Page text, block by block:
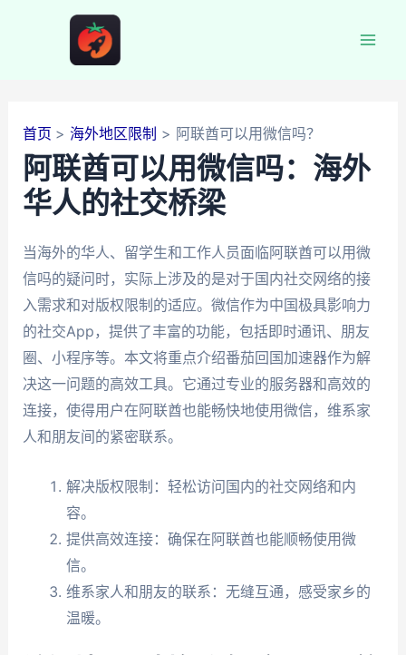
首页 海外地区限制 阿联酋可以用微信吗？
阿联酋可以用微信吗：海外
华人的社交桥梁
当海外的华人、留学生和工作人员面临阿联酋可以用微
信吗的疑问时，实际上涉及的是对于国内社交网络的接
入需求和对版权限制的适应。微信作为中国极具影响力
的社交App，提供了丰富的功能，包括即时通讯、朋友
圈、小程序等。本文将重点介绍番茄回国加速器作为解
决这一问题的高效工具。它通过专业的服务器和高效的
连接，使得用户在阿联酋也能畅快地使用微信，维系家
人和朋友间的紧密联系。
解决版权限制：轻松访问国内的社交网络和内
容。
提供高效连接：确保在阿联酋也能顺畅使用微
信。
维系家人和朋友的联系：无缝互通，感受家乡的
温暖。